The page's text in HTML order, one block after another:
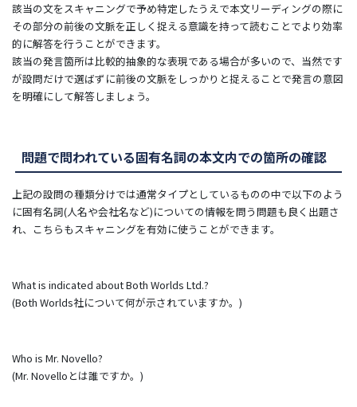
該当の文をスキャニングで予め特定したうえで本文リーディングの際に
その部分の前後の文脈を正しく捉える意識を持って読むことでより効率
的に解答を行うことができます。
該当の発言箇所は比較的抽象的な表現である場合が多いので、当然です
が設問だけで選ばずに前後の文脈をしっかりと捉えることで発言の意図
を明確にして解答しましょう。
問題で問われている固有名詞の本文内での箇所の確認
上記の設問の種類分けでは通常タイプとしているものの中で以下のよう
に固有名詞(人名や会社名など)についての情報を問う問題も良く出題さ
れ、こちらもスキャニングを有効に使うことができます。
What is indicated about Both Worlds Ltd.?
(Both Worlds社について何が示されていますか。)
Who is Mr. Novello?
(Mr. Novelloとは誰ですか。)